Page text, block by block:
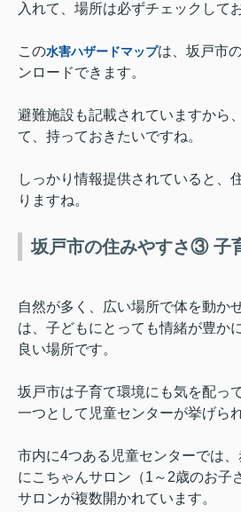
入れて、場所は必ずチェックして
この水害ハザードマップは、坂戸市
ンロードできます。
避難施設も記載されていますから
て、持っておきたいですね。
しっかり情報提供されていると、
りますね。
坂戸市の住みやすさ③ 子
自然が多く、広い場所で体を動か
は、子どもにとっても情緒が豊か
良い場所です。
坂戸市は子育て環境にも気を配っ
一つとして児童センターが挙げら
市内に4つある児童センターでは、
にこちゃんサロン（1～2歳のお子
サロンが複数開かれています。